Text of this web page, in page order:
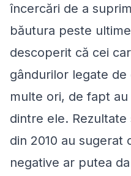
încercări de a
băutura peste
descoperit că cei
gândurilor legate
multe ori, de fapt
dintre ele.
din 2010 au sugerat
negative ar putea